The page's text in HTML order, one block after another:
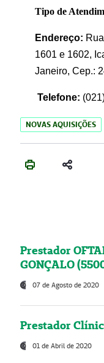
Tipo de
Endereço:
1601 e 1602,
Janeiro, Cep.:
Telefone:
NOVAS AQUISIÇÕES
Prestador
GONÇALO
07 de Agosto de 2020
Prestador
01 de Abril de 2020